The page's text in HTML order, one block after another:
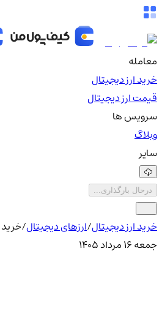
معامله
خرید ارز دیجیتال
قیمت ارز دیجیتال
سرویس ها
وبلاگ
سایر
درحال بارگذاری...
خرید ارز دیجیتال/ارزهای دیجیتال/خرید
جمعه ۱۶ مرداد ۱۴۰۵